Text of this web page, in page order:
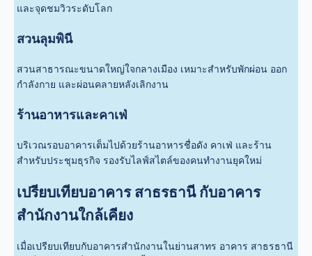
และจุดชมวิวระดับโลก
สวนลุมพินี
สวนสาธารณะขนาดใหญ่ใจกลางเมือง เหมาะสำหรับพักผ่อน ออก
กำลังกาย และผ่อนคลายหลังเลิกงาน
ร้านอาหารและคาเฟ่
บริเวณรอบอาคารเต็มไปด้วยร้านอาหารชื่อดัง คาเฟ่ และร้าน
สำหรับประชุมธุรกิจ รองรับไลฟ์สไตล์ของคนทำงานยุคใหม่
เปรียบเทียบอาคาร สาธรธานี กับอาคาร
สำนักงานใกล้เคียง
เมื่อเปรียบเทียบกับอาคารสำนักงานในย่านสาทร อาคาร สาธรธานี